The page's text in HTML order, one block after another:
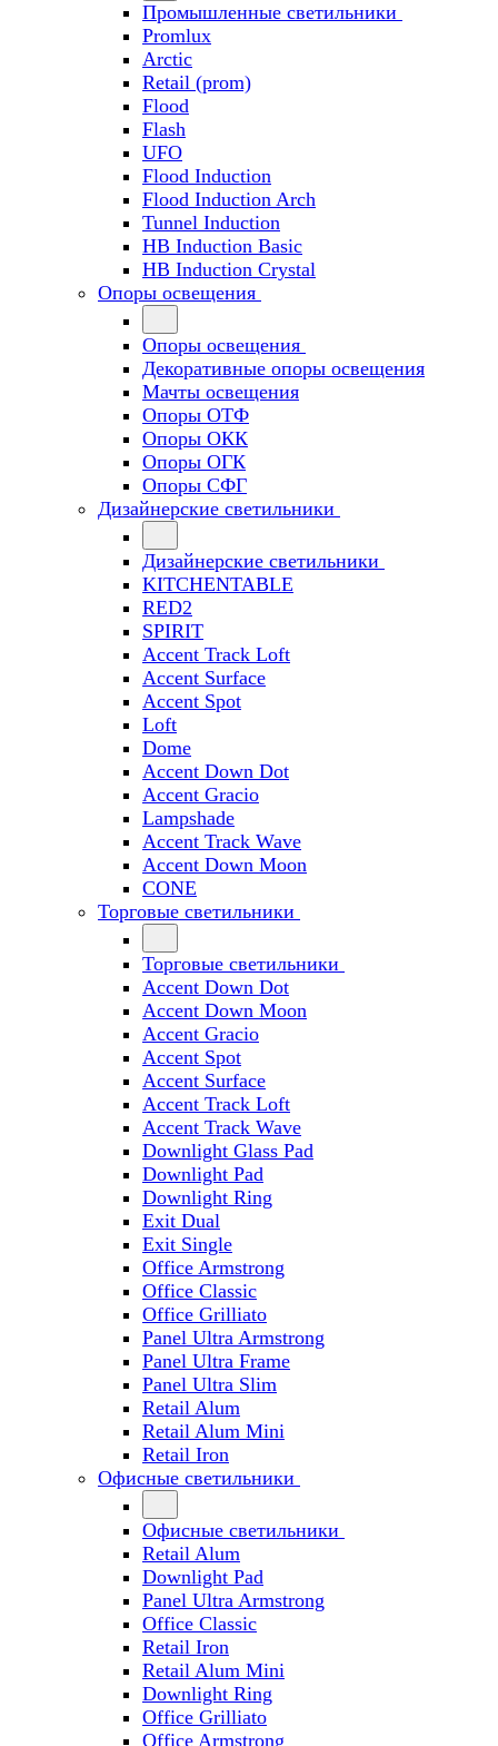
Промышленные светильники
Promlux
Arctic
Retail (prom)
Flood
Flash
UFO
Flood Induction
Flood Induction Arch
Tunnel Induction
HB Induction Basic
HB Induction Crystal
Опоры освещения
Опоры освещения
Декоративные опоры освещения
Мачты освещения
Опоры ОТФ
Опоры ОКК
Опоры ОГК
Опоры СФГ
Дизайнерские светильники
Дизайнерские светильники
KITCHENTABLE
RED2
SPIRIT
Accent Track Loft
Accent Surface
Accent Spot
Loft
Dome
Accent Down Dot
Accent Gracio
Lampshade
Accent Track Wave
Accent Down Moon
CONE
Торговые светильники
Торговые светильники
Accent Down Dot
Accent Down Moon
Accent Gracio
Accent Spot
Accent Surface
Accent Track Loft
Accent Track Wave
Downlight Glass Pad
Downlight Pad
Downlight Ring
Exit Dual
Exit Single
Office Armstrong
Office Classic
Office Grilliato
Panel Ultra Armstrong
Panel Ultra Frame
Panel Ultra Slim
Retail Alum
Retail Alum Mini
Retail Iron
Офисные светильники
Офисные светильники
Retail Alum
Downlight Pad
Panel Ultra Armstrong
Office Classic
Retail Iron
Retail Alum Mini
Downlight Ring
Office Grilliato
Office Armstrong